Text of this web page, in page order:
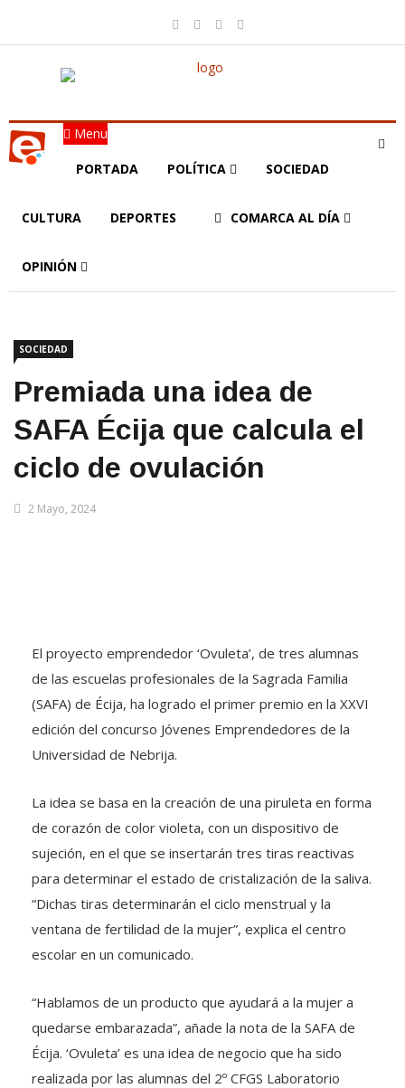
Menu
PORTADA POLÍTICA SOCIEDAD
CULTURA DEPORTES COMARCA AL DÍA
OPINIÓN
SOCIEDAD
Premiada una idea de
SAFA Écija que calcula el
ciclo de ovulación
2 Mayo, 2024
El proyecto emprendedor ‘Ovuleta’, de tres alumnas
de las escuelas profesionales de la Sagrada Familia
(SAFA) de Écija, ha logrado el primer premio en la XXVI
edición del concurso Jóvenes Emprendedores de la
Universidad de Nebrija.
La idea se basa en la creación de una piruleta en forma
de corazón de color violeta, con un dispositivo de
sujeción, en el que se insertarán tres tiras reactivas
para determinar el estado de cristalización de la saliva.
“Dichas tiras determinarán el ciclo menstrual y la
ventana de fertilidad de la mujer”, explica el centro
escolar en un comunicado.
“Hablamos de un producto que ayudará a la mujer a
quedarse embarazada”, añade la nota de la SAFA de
Écija. ‘Ovuleta’ es una idea de negocio que ha sido
realizada por las alumnas del 2º CFGS Laboratorio